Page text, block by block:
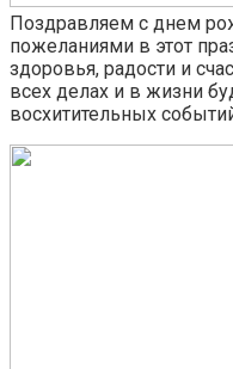
Поздравляем с днем
пожеланиями в этот
здоровья, радости и
всех делах и в жизни
восхитительных